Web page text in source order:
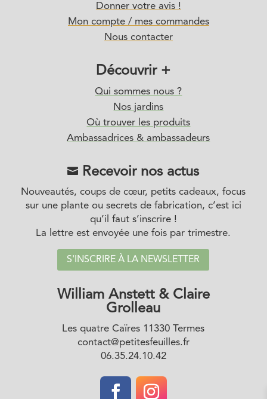
Donner votre avis !
Mon compte / mes commandes
Nous contacter
Découvrir +
Qui sommes nous ?
Nos jardins
Où trouver les produits
Ambassadrices & ambassadeurs
 Recevoir nos actus
Nouveautés, coups de cœur, petits cadeaux, focus
sur une plante ou secrets de fabrication, c’est ici
qu’il faut s’inscrire !
La lettre est envoyée une fois par trimestre.
S'INSCRIRE À LA NEWSLETTER
William Anstett & Claire
Grolleau
Les quatre Caïres 11330 Termes
contact@petitesfeuilles.fr
06.35.24.10.42